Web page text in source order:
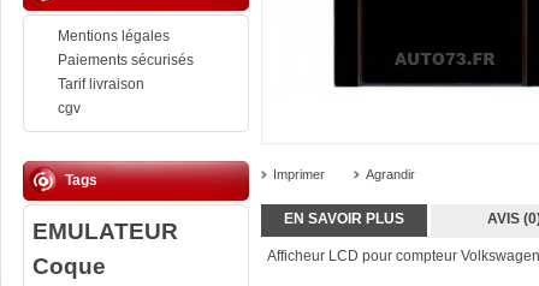
Mentions légales
Paiements sécurisés
Tarif livraison
cgv
Tags
EMULATEUR
Coque
Imprimer Agrandir
EN SAVOIR PLUS AVIS
Afficheur LCD pour compteur